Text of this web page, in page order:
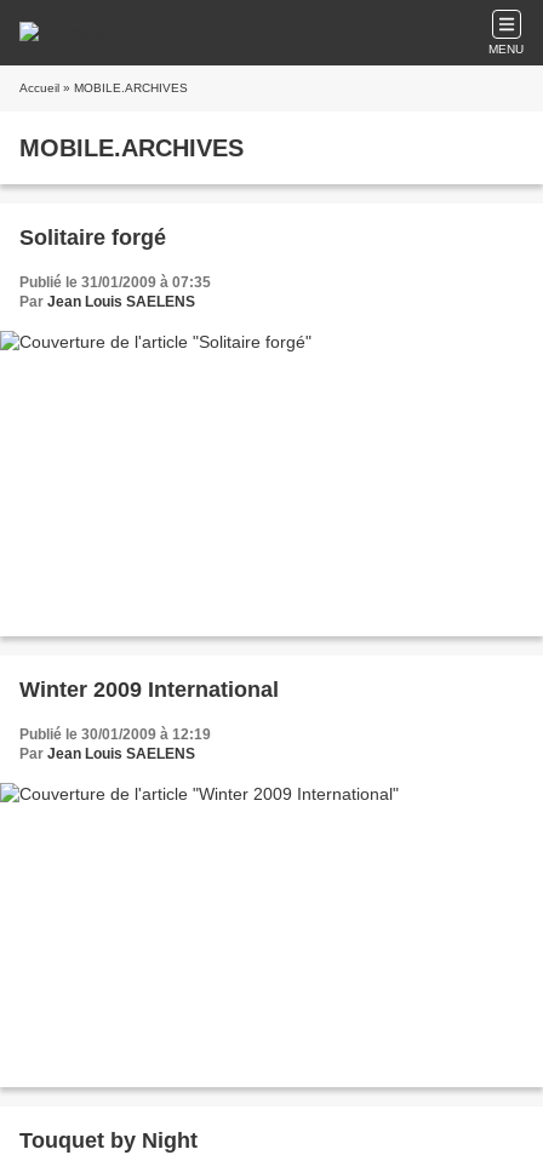
MENU
Accueil » MOBILE.ARCHIVES
MOBILE.ARCHIVES
Solitaire forgé
Publié le 31/01/2009 à 07:35
Par Jean Louis SAELENS
Winter 2009 International
Publié le 30/01/2009 à 12:19
Par Jean Louis SAELENS
Touquet by Night